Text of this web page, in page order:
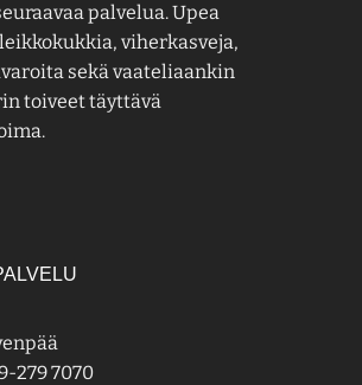
palvelua. Upea
viherkasveja,
sekä vaateliaankin
toiveet täyttävä
279 7070